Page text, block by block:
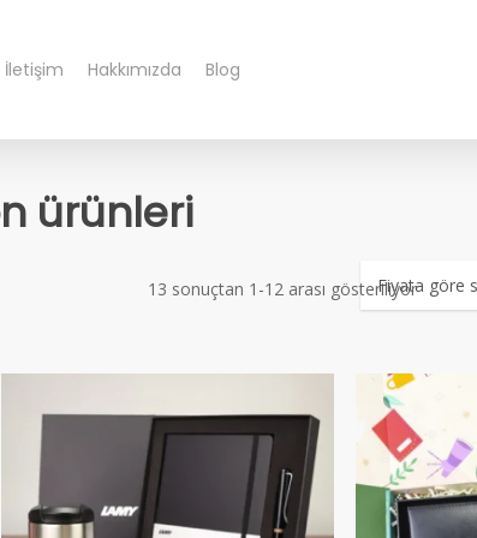
İletişim Hakkımızda Blog
ürünleri
13 sonuçtan 1-12 arası gösteriliyorFiyata
göre
düşükten
yükseğe